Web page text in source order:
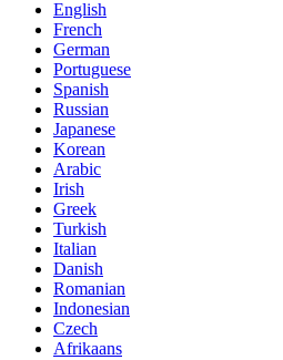
English
French
German
Portuguese
Spanish
Russian
Japanese
Korean
Arabic
Irish
Greek
Turkish
Italian
Danish
Romanian
Indonesian
Czech
Afrikaans